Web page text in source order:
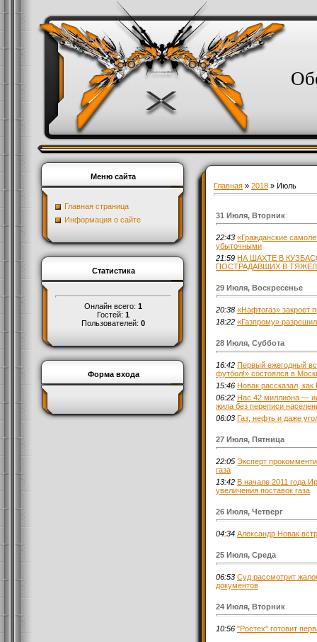
Меню сайта
Главная страница
Информация о сайте
Статистика
Онлайн всего: 1
Гостей: 1
Пользователей: 0
Форма входа
Главная » 2018 » Июль
31 Июля, Вторник
22:43 «Гражданские
убыточными
21:59 НА ШАХТЕ В
ПОСТРАДАВШИХ В
29 Июля, Воскресенье
20:38 «Нафтогаз» закроет
18:22 «Газпрому»
28 Июля, Суббота
16:42 Первый ежегодный
футбол!» состоялся в
15:46 Новак рассказал,
06:22 Нас 42 миллиона —
жила без переписи
06:03 Газ, нефть и даже
27 Июля, Пятница
22:05 Эксперт
газа
13:42 В начале 2011 года
увеличения поставок газа
26 Июля, Четверг
04:34 Александр Новак
25 Июля, Среда
06:53 Суд рассмотрит
документов
24 Июля, Вторник
10:56 "Ростех" готовит